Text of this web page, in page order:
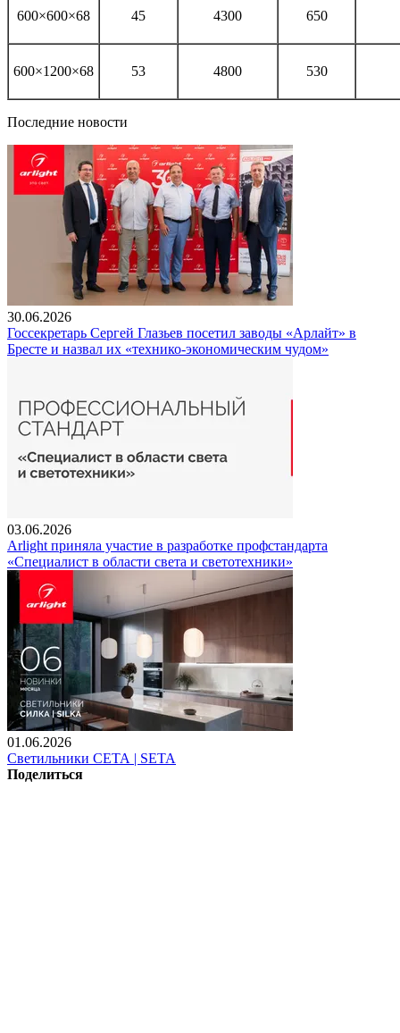
600×600×68 45 4300 650
600×1200×68 53 4800 530
Последние новости
30.06.2026
Госсекретарь Сергей Глазьев посетил заводы «Арлайт» в
Бресте и назвал их «технико-экономическим чудом»
03.06.2026
Arlight приняла участие в разработке профстандарта
«Специалист в области света и светотехники»
01.06.2026
Светильники СЕТА | SETA
Поделиться